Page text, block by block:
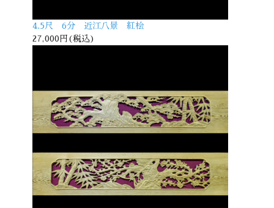
4.5尺 6分 近江八景 紅桧
27,000円(税込)